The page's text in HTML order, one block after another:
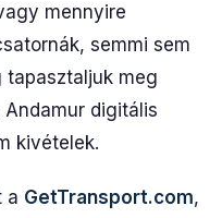
mennyire
semmi sem
tapasztaljuk meg
digitális
kivételek.
a GetTransport.com,